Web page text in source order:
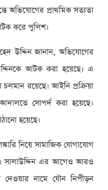
অভিযোগের প্রাথমিক সত্যতা
করে পুলিশ।
উদ্দিন জানান, অভিযোগের
আটক করা হয়েছে। এ
রয়েছে। আইনি প্রক্রিয়া
সোপর্দ করা হয়েছে।
হয়েছে।
নিয়ে সামাজিক যোগাযোগ
সালাউদ্দিন এর আগেও আরও
দেওয়ার নামে যৌন নিপীড়ন